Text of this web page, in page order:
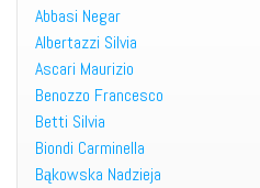
Abbasi Negar
Albertazzi Silvia
Ascari Maurizio
Benozzo Francesco
Betti Silvia
Biondi Carminella
Bąkowska Nadzieja